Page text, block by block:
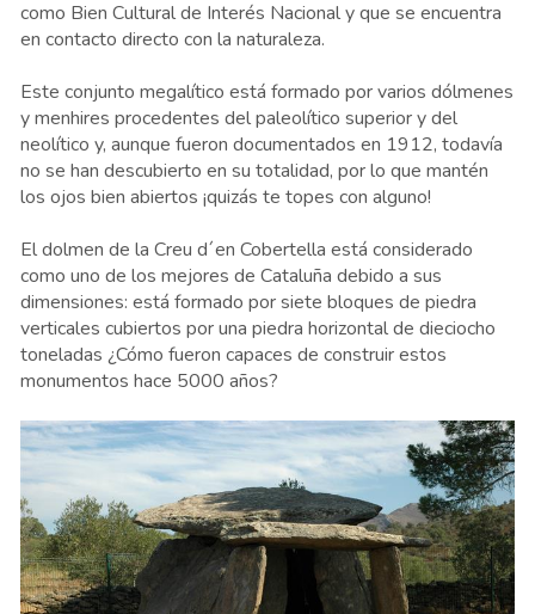
como Bien Cultural de Interés Nacional y que se encuentra
en contacto directo con la naturaleza.
Este conjunto megalítico está formado por varios dólmenes
y menhires procedentes del paleolítico superior y del
neolítico y, aunque fueron documentados en 1912, todavía
no se han descubierto en su totalidad, por lo que mantén
los ojos bien abiertos ¡quizás te topes con alguno!
El dolmen de la Creu d´en Cobertella está considerado
como uno de los mejores de Cataluña debido a sus
dimensiones: está formado por siete bloques de piedra
verticales cubiertos por una piedra horizontal de dieciocho
toneladas ¿Cómo fueron capaces de construir estos
monumentos hace 5000 años?